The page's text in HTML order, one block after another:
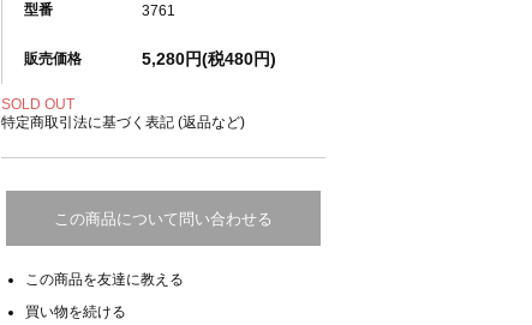
型番 3761
販売価格 5,280円(税480円)
SOLD OUT
特定商取引法に基づく表記 (返品など)
この商品について問い合わせる
この商品を友達に教える
買い物を続ける